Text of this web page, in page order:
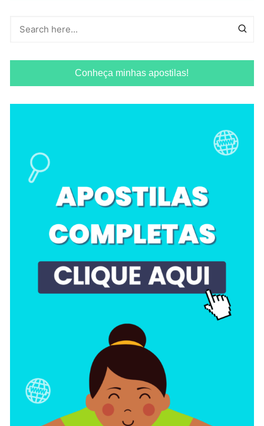
Conheça minhas apostilas!